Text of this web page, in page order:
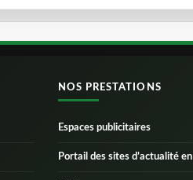
NOS PRESTATIONS
Espaces publicitaires
Portail des sites d’actualité